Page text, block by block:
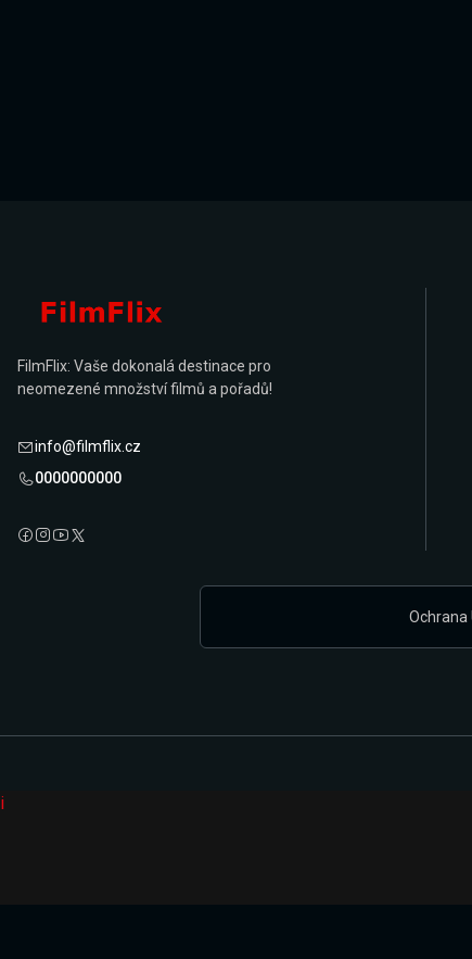
FilmFlix: Vaše dokonalá destinace pro
neomezené množství filmů a pořadů!
info@filmflix.cz
0000000000
Ochrana
i